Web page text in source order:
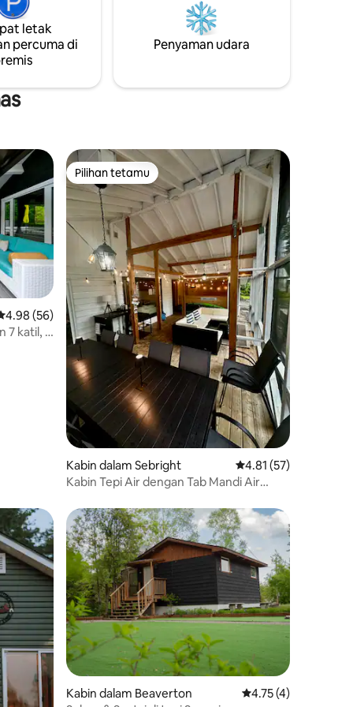
Airbnb terdahulu & SEMUA tetamu yang
disenaraikan untuk tempahan anda
diterima. Terima kasih!
letak
percuma di
Penyaman udara
purata 4.98 daripada 5, 56 ulasan
4.98 (56)
7 katil, 2
Pilihan tetamu
Pilihan tetamu
Kabin dalam Sebright Penarafan purata
4.81 (57)
Kabin Tepi Air dengan Tab Mandi Air
Kabin dalam Beaverton Penarafan purata
4.75 (4)